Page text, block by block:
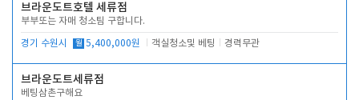
브라운도트호텔 세류점
부부또는 자매 청소팀 구합니다.
경기 수원시 월 5,400,000원 객실청소및 베팅 경력무관
브라운도트세류점
베팅삼촌구해요